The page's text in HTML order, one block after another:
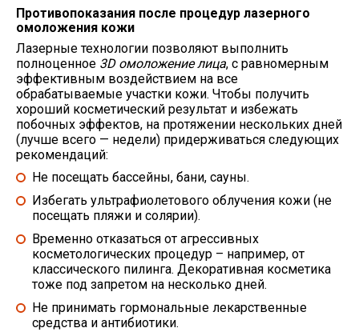
Противопоказания после процедур лазерного
омоложения кожи
Лазерные технологии позволяют выполнить
полноценное 3D омоложение лица, с равномерным
эффективным воздействием на все
обрабатываемые участки кожи. Чтобы получить
хороший косметический результат и избежать
побочных эффектов, на протяжении нескольких дней
(лучше всего — недели) придерживаться следующих
рекомендаций:
Не посещать бассейны, бани, сауны.
Избегать ультрафиолетового облучения кожи (не
посещать пляжи и солярии).
Временно отказаться от агрессивных
косметологических процедур – например, от
классического пилинга. Декоративная косметика
тоже под запретом на несколько дней.
Не принимать гормональные лекарственные
средства и антибиотики.